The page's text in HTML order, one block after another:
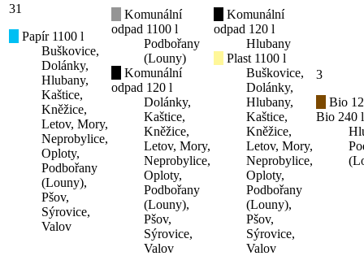
31
Papír 1100 l
Buškovice,
Dolánky,
Hlubany,
Kaštice,
Kněžice,
Letov, Mory,
Neprobylice,
Oploty,
Podbořany
(Louny),
Pšov,
Sýrovice,
Valov
Komunální
odpad 1100 l
Podbořany
(Louny)
Komunální
odpad 120 l
Dolánky,
Kaštice,
Kněžice,
Letov, Mory,
Neprobylice,
Oploty,
Podbořany
(Louny),
Pšov,
Sýrovice,
Valov
Komunální
odpad 120 l
Hlubany
Plast 1100 l
Buškovice,
Dolánky,
Hlubany,
Kaštice,
Kněžice,
Letov, Mory,
Neprobylice,
Oploty,
Podbořany
(Louny),
Pšov,
Sýrovice,
Valov
3
Bio
Bio 240 l